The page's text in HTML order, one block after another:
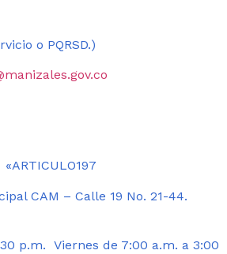
o PQRSD.)
CAM – Calle 19 No. 21-44.
p.m. Viernes de 7:00 a.m. a 3:00